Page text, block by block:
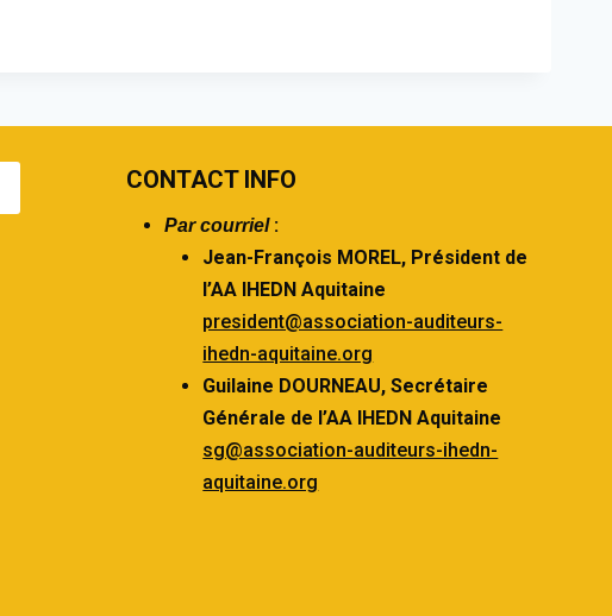
CONTACT INFO
Par courriel:
Jean-François MOREL, Président de
l’AA IHEDN Aquitaine
president@association-auditeurs-
ihedn-aquitaine.org
Guilaine DOURNEAU,Secrétaire
Générale de l’AA IHEDN Aquitaine
sg@association-auditeurs-ihedn-
aquitaine.org